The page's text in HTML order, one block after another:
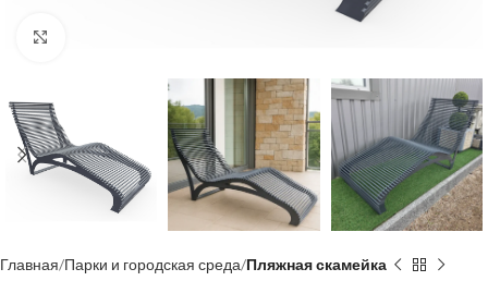
Главная Парки и городская среда Пляжная скамейка